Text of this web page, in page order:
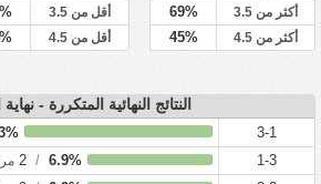
أكثر من 3.5 69%
أكثر من 4.5 45%
أقل من 3.5
أقل من 4.5
النتائج النهائية المتكررة - نهاية
3-1
1-3
6.9%
/
2